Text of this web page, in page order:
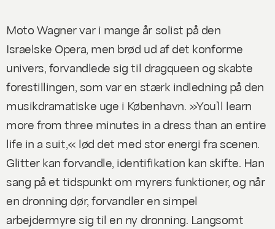
Moto Wagner var i mange år solist på den
Israelske Opera, men brød ud af det konforme
univers, forvandlede sig til dragqueen og skabte
forestillingen, som var en stærk indledning på den
musikdramatiske uge i København. »You’ll learn
more from three minutes in a dress than an entire
life in a suit,« lød det med stor energi fra scenen.
Glitter kan forvandle, identifikation kan skifte. Han
sang på et tidspunkt om myrers funktioner, og når
en dronning dør, forvandler en simpel
arbejdermyre sig til en ny dronning. Langsomt